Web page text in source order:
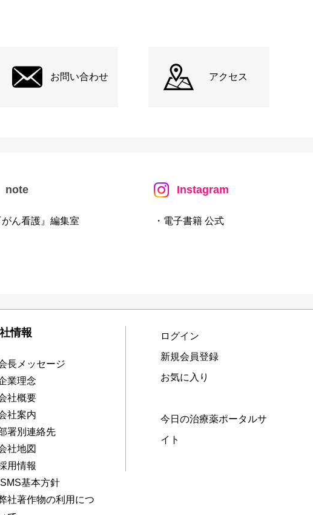
お問い合わせ アクセス
note
がん看護』編集室
Instagram
・電子書籍 公式
情報
長メッセージ
業理念
社概要
社案内
署別連絡先
社地図
用情報
ISMS基本方針
社著作物の利用につ
ログイン
新規会員登録
お気に入り
今日の治療薬ポータルサ
イト